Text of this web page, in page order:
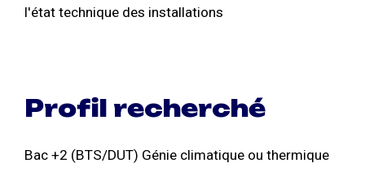
l'état technique des installations
Profil recherché
Bac +2 (BTS/DUT) Génie climatique ou thermique